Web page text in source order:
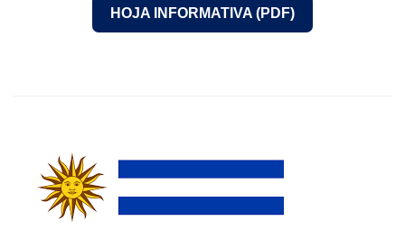
HOJA INFORMATIVA (PDF)